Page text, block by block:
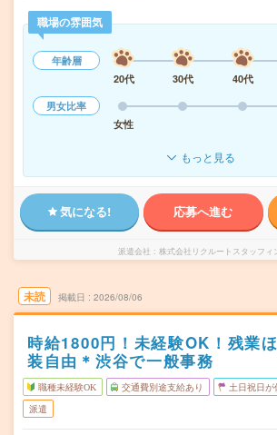
職場の雰囲気
年齢層
20代
30代 40代
男女比率
女性
もっと見る
気になる! 応募へ進む
派遣会社 株式会社リクルートスタッフィ
未読 掲載日 2026/08/06
時給1800円！未経験OK！残業
装自由＊渋谷で一般事務
職種未経験OK 交通費別途支給あり 土日祝日が
派遣